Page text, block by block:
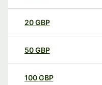
20GBP
50GBP
100GBP